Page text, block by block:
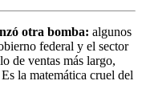
otra bomba: algunos
federal y el sector
de ventas más largo,
la matemática cruel del